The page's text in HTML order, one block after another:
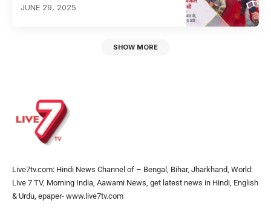
JUNE 29, 2025
SHOW MORE
Live7tv.com: Hindi News Channel of – Bengal, Bihar, Jharkhand, World:
Live 7 TV, Morning India, Aawami News, get latest news in Hindi, English
& Urdu, epaper- www.live7tv.com